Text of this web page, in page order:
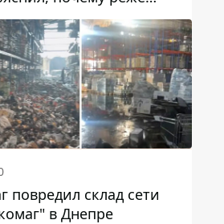
в соцсетях и
медийность
повредил склад сети
в Днепре